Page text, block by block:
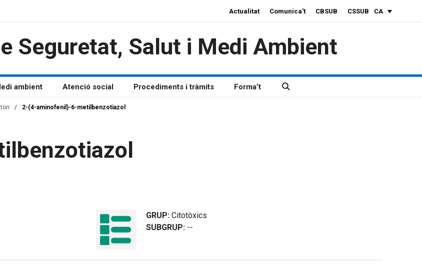
CA
Actualitat Comunica’t CBSUB CSSUB
Seguretat, Salut i Medi Ambient
ambient Atenció social Procediments i tràmits Forma’t
/ 2-(4-aminofenil)-6-metilbenzotiazol
GRUP: Citotòxics
SUBGRUP: --